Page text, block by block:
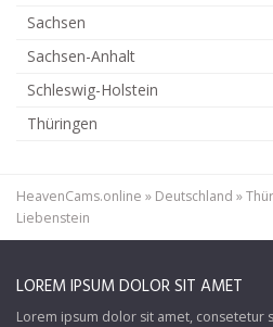
Sachsen
Sachsen-Anhalt
Schleswig-Holstein
Thüringen
HeavenCams.online » Deutschland »
Liebenstein
LOREM IPSUM DOLOR SIT AMET
Lorem ipsum dolor sit amet, consetetur